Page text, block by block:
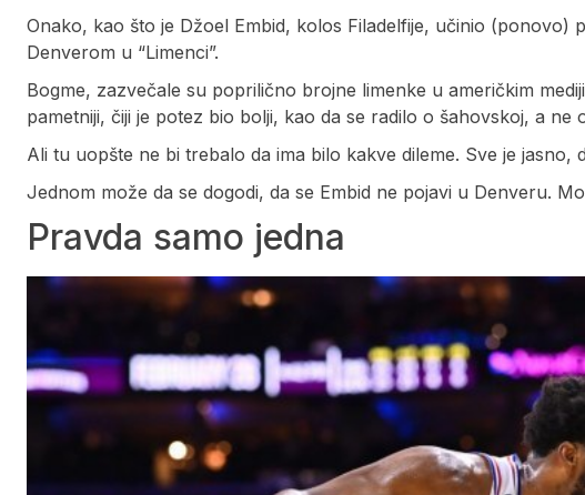
Onako, kao što je Džoel Embid, kolos Filadelfije, učinio (ponovo)
Denverom u “Limenci”.
Bogme, zazvečale su poprilično brojne limenke u američkim
pametniji, čiji je potez bio bolji, kao da se radilo o šahovskoj, a ne
Ali tu uopšte ne bi trebalo da ima bilo kakve dileme. Sve je jasno,
Jednom može da se dogodi, da se Embid ne pojavi u Denveru.
Pravda samo jedna